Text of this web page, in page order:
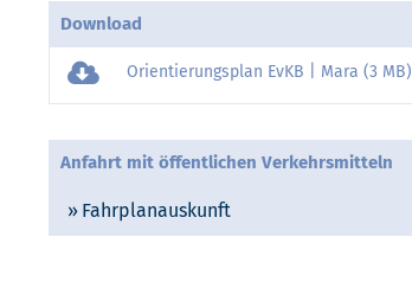
Download
Orientierungsplan EvKB | Mara (3 MB)
Anfahrt mit öffentlichen Verkehrsmitteln
Fahrplanauskunft